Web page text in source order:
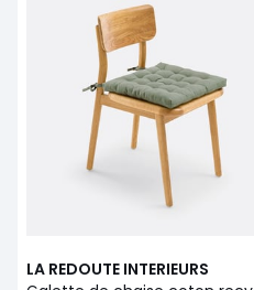
LA REDOUTE INTERIEURS